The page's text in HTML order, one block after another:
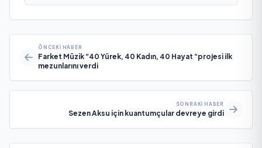
ÖNCEKI HABER
Farket Müzik “40 Yürek, 40 Kadın, 40 Hayat “projesi ilk
mezunlarını verdi
SONRAKI HABER
Sezen Aksu için kuantumçular devreye girdi